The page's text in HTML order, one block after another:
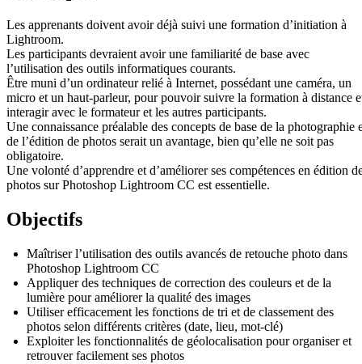
Les apprenants doivent avoir déjà suivi une formation d’initiation à
Lightroom.
Les participants devraient avoir une familiarité de base avec
l’utilisation des outils informatiques courants.
Être muni d’un ordinateur relié à Internet, possédant une caméra, un
micro et un haut-parleur, pour pouvoir suivre la formation à distance
interagir avec le formateur et les autres participants.
Une connaissance préalable des concepts de base de la photographie
de l’édition de photos serait un avantage, bien qu’elle ne soit pas
obligatoire.
Une volonté d’apprendre et d’améliorer ses compétences en édition
photos sur Photoshop Lightroom CC est essentielle.
Objectifs
Maîtriser l’utilisation des outils avancés de retouche photo dans
Photoshop Lightroom CC
Appliquer des techniques de correction des couleurs et de la
lumière pour améliorer la qualité des images
Utiliser efficacement les fonctions de tri et de classement des
photos selon différents critères (date, lieu, mot-clé)
Exploiter les fonctionnalités de géolocalisation pour organiser et
retrouver facilement ses photos